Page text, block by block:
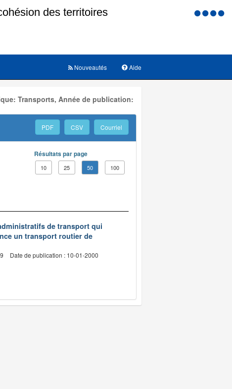
Menu
Aide
Nouveautés
Transports, Année de publication:
PDF CSV Courriel
Résultats par page
10 25 50 100
de transport qui
un transport routier de
Date de publication : 10-01-2000